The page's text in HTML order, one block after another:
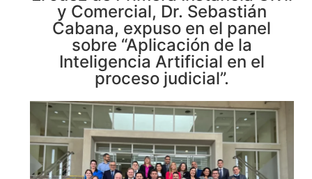
y Comercial, Dr. Sebastián
Cabana, expuso en el panel
sobre “Aplicación de la
Inteligencia Artificial en el
proceso judicial”.